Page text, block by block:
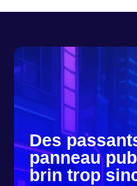
Des
panneau
brin trop